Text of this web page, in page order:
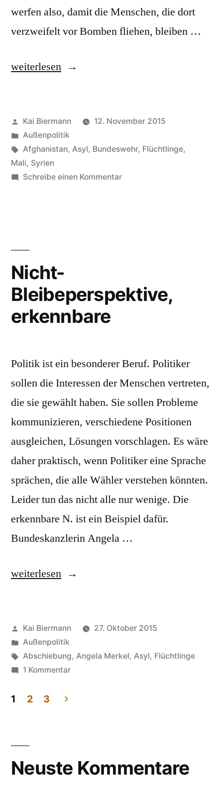
werfen also, damit die Menschen, die dort
verzweifelt vor Bomben fliehen, bleiben …
„Fluchtursachen,
weiterlesen
Veröffentlicht
von
Kai Biermann
12. November 2015
Veröffentlicht
in
Außenpolitik
Schlagwörter:
Afghanistan, Asyl, Bundeswehr, Flüchtlinge,
Mali, Syrien
Schreibe einen Kommentarzu
Nicht-
Bleibeperspektive,
erkennbare
Politik ist ein besonderer Beruf. Politiker
sollen die Interessen der Menschen vertreten,
die sie gewählt haben. Sie sollen Probleme
kommunizieren, verschiedene Positionen
ausgleichen, Lösungen vorschlagen. Es wäre
daher praktisch, wenn Politiker eine Sprache
sprächen, die alle Wähler verstehen könnten.
Leider tun das nicht alle nur wenige. Die
erkennbare N. ist ein Beispiel dafür.
Bundeskanzlerin Angela …
„Nicht-
weiterlesen
Veröffentlicht
von
Kai Biermann
27. Oktober 2015
Veröffentlicht
in
Außenpolitik
Schlagwörter:
Abschiebung, Angela Merkel, Asyl, Flüchtlinge
1 Kommentarzu
der
Beiträge
1 2 3
Neuste Kommentare